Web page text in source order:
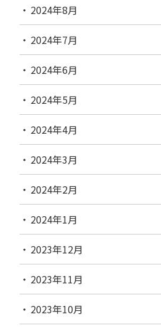
2024年8月
2024年7月
2024年6月
2024年5月
2024年4月
2024年3月
2024年2月
2024年1月
2023年12月
2023年11月
2023年10月